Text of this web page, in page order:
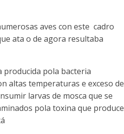
aves con este cadro
ata o de agora resultaba
producida pola bacteria
altas temperaturas e exceso de
larvas de mosca que se
pola toxina que produce